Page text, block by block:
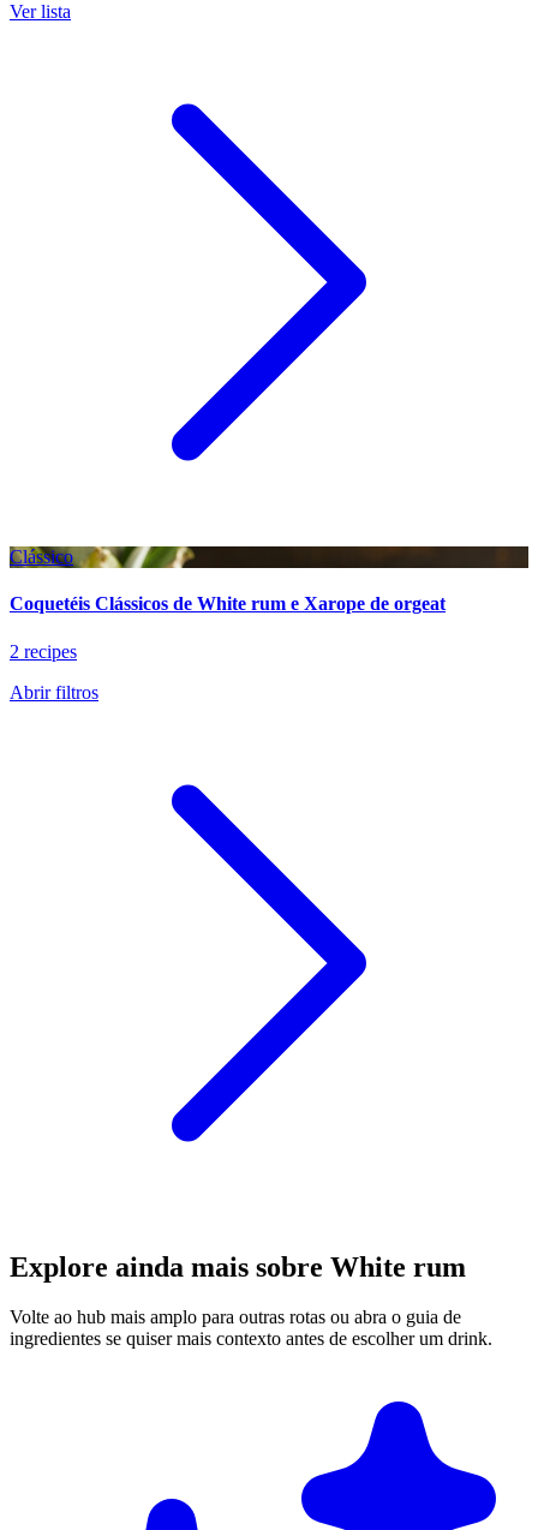
Ver lista
Clássico
Coquetéis Clássicos de White rum e Xarope de orgeat
2 recipes
Abrir filtros
Explore ainda mais sobre White rum
Volte ao hub mais amplo para outras rotas ou abra o guia de
ingredientes se quiser mais contexto antes de escolher um drink.